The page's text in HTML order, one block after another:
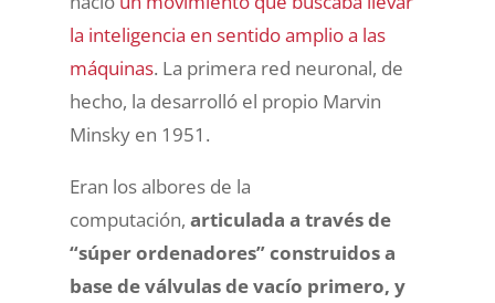
la inteligencia en sentido amplio a las
máquinas. La primera red neuronal, de
hecho, la desarrolló el propio Marvin
Minsky en 1951.
Eran los albores de la
computación, articulada a través de
“súper ordenadores” construidos a
base de válvulas de vacío primero, y